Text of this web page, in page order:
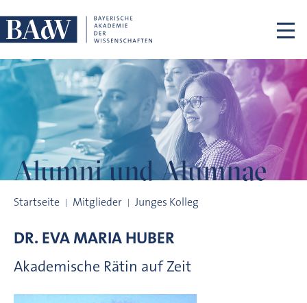
Alumni und Alumnae
Startseite Mitglieder Junges Kolleg
DR. EVA MARIAHUBER
Akademische Rätin auf Zeit